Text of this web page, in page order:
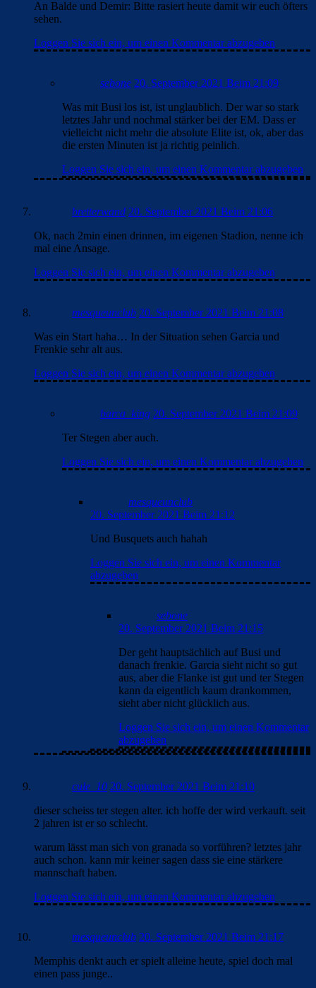
An Balde und Demir: Bitte rasiert heute damit wir euch öfters
sehen.
Loggen Sie sich ein, um einen Kommentar abzugeben
sebone 20. September 2021 Beim 21:09
Was mit Busi los ist, ist unglaublich. Der war so stark
letztes Jahr und nochmal stärker bei der EM. Dass er
vielleicht nicht mehr die absolute Elite ist, ok, aber das
die ersten Minuten ist ja richtig peinlich.
Loggen Sie sich ein, um einen Kommentar abzugeben
bretterwand 20. September 2021 Beim 21:06
Ok, nach 2min einen drinnen, im eigenen Stadion, nenne ich
mal eine Ansage.
Loggen Sie sich ein, um einen Kommentar abzugeben
mesqueunclub 20. September 2021 Beim 21:08
Was ein Start haha… In der Situation sehen Garcia und
Frenkie sehr alt aus.
Loggen Sie sich ein, um einen Kommentar abzugeben
barca_king 20. September 2021 Beim 21:09
Ter Stegen aber auch.
Loggen Sie sich ein, um einen Kommentar abzugeben
mesqueunclub
20. September 2021 Beim 21:12
Und Busquets auch hahah
Loggen Sie sich ein, um einen Kommentar
abzugeben
sebone
20. September 2021 Beim 21:15
Der geht hauptsächlich auf Busi und
danach frenkie. Garcia sieht nicht so gut
aus, aber die Flanke ist gut und ter Stegen
kann da eigentlich kaum drankommen,
sieht aber nicht glücklich aus.
Loggen Sie sich ein, um einen Kommentar
abzugeben
cule_10 20. September 2021 Beim 21:10
dieser scheiss ter stegen alter. ich hoffe der wird verkauft. seit
2 jahren ist er so schlecht.
warum lässt man sich von granada so vorführen? letztes jahr
auch schon. kann mir keiner sagen dass sie eine stärkere
mannschaft haben.
Loggen Sie sich ein, um einen Kommentar abzugeben
mesqueunclub 20. September 2021 Beim 21:17
Memphis denkt auch er spielt alleine heute, spiel doch mal
einen pass junge..